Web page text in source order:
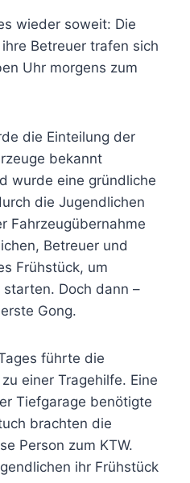
wieder soweit: Die
Betreuer trafen sich
Uhr morgens zum
die Einteilung der
bekannt
wurde eine gründliche
die Jugendlichen
Fahrzeugübernahme
Betreuer und
Frühstück, um
Doch dann –
Gong.
führte die
einer Tragehilfe. Eine
Tiefgarage benötigte
brachten die
Person zum KTW.
ihr Frühstück